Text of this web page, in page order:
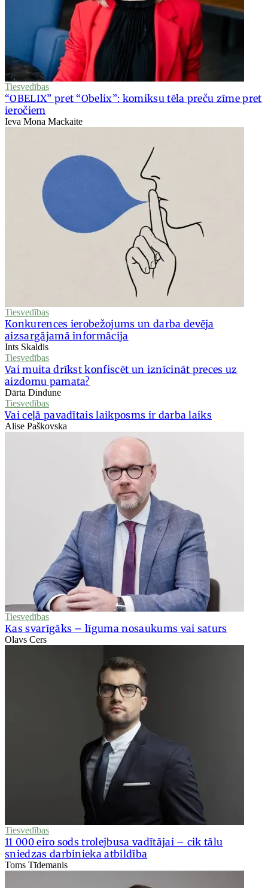
Tiesvedības
“OBELIX” pret “Obelix”: komiksu tēla preču zīme pret
ieročiem
Ieva Mona Mackaite
Tiesvedības
Konkurences ierobežojums un darba devēja
aizsargājamā informācija
Ints Skaldis
Tiesvedības
Vai muita drīkst konfiscēt un iznīcināt preces uz
aizdomu pamata?
Dārta Dindune
Tiesvedības
Vai ceļā pavadītais laikposms ir darba laiks
Alise Paškovska
Tiesvedības
Kas svarīgāks – līguma nosaukums vai saturs
Olavs Cers
Tiesvedības
11 000 eiro sods trolejbusa vadītājai – cik tālu
sniedzas darbinieka atbildība
Toms Tīdemanis